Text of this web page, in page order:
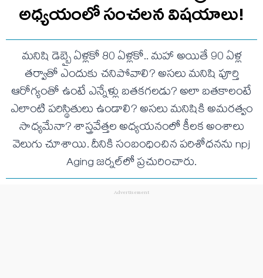
అధ్యయంలో సంచలన విషయాలు!
మనిషి డెబ్బై ఏళ్లకో 80 ఏళ్లకో.. మహా అయితే 90 ఏళ్ల
తర్వాతో ఎందుకు చనిపోవాలి? అసలు మనిషి పూర్తి
ఆరోగ్యంతో ఉంటే ఎన్నేళ్లు బతకగలడు? అలా బతకాలంటే
ఎలాంటి పరిస్థితులు ఉండాలి? అసలు మనిషికి అమరత్వం
సాధ్యమేనా? శాస్త్రవేత్తల అధ్యయనంలో కీలక అంశాలు
వెలుగు చూశాయి. దీనికి సంబంధించిన పరిశోధనను npj
Aging జర్నల్‌లో ప్రచురించారు.